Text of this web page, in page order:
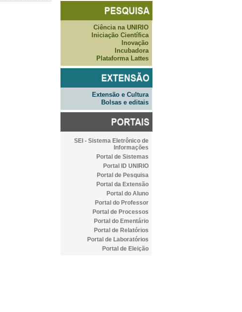
Ciência na UNIRIO
Iniciação Científica
Inovação
Incubadora
Plataforma Lattes
Extensão e Cultura
Bolsas e editais
SEI - Sistema Eletrônico de
Informações
Portal de Sistemas
Portal ID UNIRIO
Portal de Pesquisa
Portal da Extensão
Portal do Aluno
Portal do Professor
Portal de Processos
Portal do Ementário
Portal de Relatórios
Portal de Laboratórios
Portal de Eleição